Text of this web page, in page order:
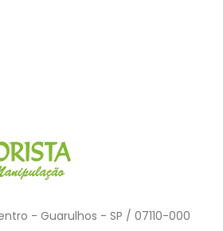
- Guarulhos - SP / 07110-000